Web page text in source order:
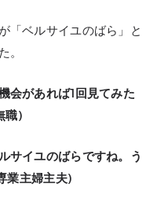
「ベルサイユのばら」と
。
会があれば1回見てみた
職)
サイユのばらですね。う
業主婦主夫)